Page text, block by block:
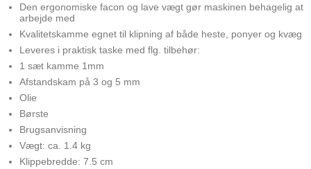
Den ergonomiske facon og lave vægt gør maskinen behagelig at
arbejde med
Kvalitetskamme egnet til klipning af både heste, ponyer og kvæg
Leveres i praktisk taske med flg. tilbehør:
1 sæt kamme 1mm
Afstandskam på 3 og 5 mm
Olie
Børste
Brugsanvisning
Vægt: ca. 1.4 kg
Klippebredde: 7.5 cm